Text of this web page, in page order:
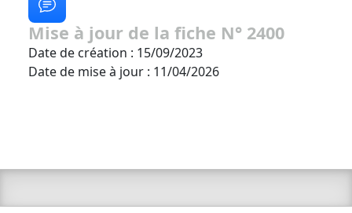
Mise à jour de la fiche N° 2400
Date de création : 15/09/2023
Date de mise à jour : 11/04/2026